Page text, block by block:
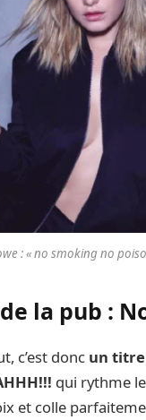
: « no smoking no
la pub :
c’est donc un titre
qui rythme
et colle